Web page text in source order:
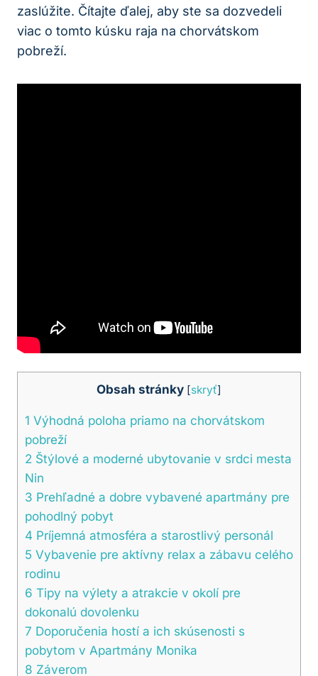
zaslúžite. Čítajte ďalej, aby ste sa dozvedeli
viac o tomto kúsku raja na chorvátskom
pobreží.
Obsah stránky [skryť]
1 Výhodná poloha priamo na chorvátskom
pobreží
2 Štýlové a moderné ubytovanie v srdci mesta
Nin
3 Prehľadné a dobre vybavené apartmány pre
pohodlný pobyt
4 Príjemná atmosféra a starostlivý personál
5 Vybavenie pre aktívny relax a zábavu celého
rodinu
6 Tipy na výlety a atrakcie v okolí pre
dokonalú dovolenku
7 Doporučenia hostí a ich skúsenosti s
pobytom v Apartmány Monika
8 Záverom